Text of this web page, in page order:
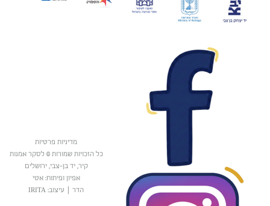
מדיניות פרטיות
כל הזכויות שמורות © לסקר אמנות
קיר, יד בן-צבי, ירושלים
אפיון ופיתוח: אטי
הדר
עיצוב: IRITA